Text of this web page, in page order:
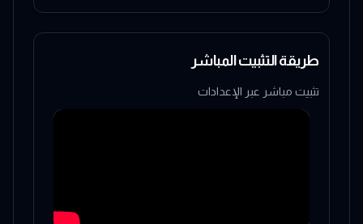
طريقة التثبيت المباشر
تثبيت مباشر عبر الإعدادات